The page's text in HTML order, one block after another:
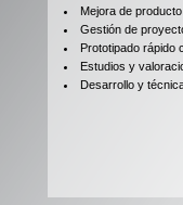
Mejora de
Gestión de
Prototipado rápido
Estudios y
Desarrollo y